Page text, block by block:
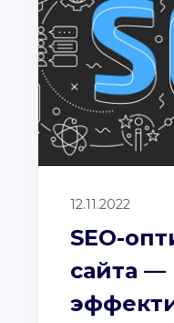
12.11.2022
SEO-
сайта —